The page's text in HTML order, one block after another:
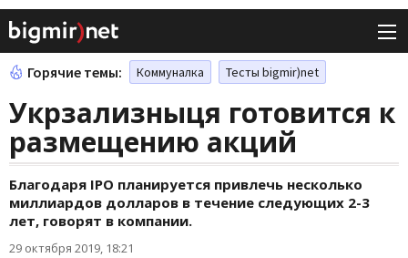
Горячие темы: Коммуналка Тесты bigmir)net
Укрзализныця готовится к
размещению акций
Благодаря IPO планируется привлечь несколько
миллиардов долларов в течение следующих 2-3
лет, говорят в компании.
29 октября 2019, 18:21